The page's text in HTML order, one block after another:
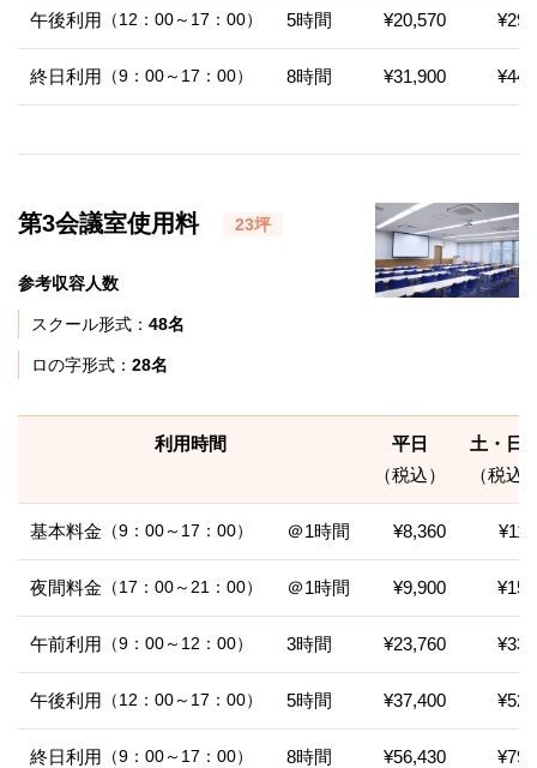
午後利用 （12：00～17：00） 5時間 ¥20,570
終日利用 （9：00～17：00） 8時間 ¥31,900
第3会議室使用料 23坪
参考収容人数
スクール形式： 48名
ロの字形式： 28名
利用時間
平日
（税込）
土・日
（税込
基本料金 （9：00～17：00） ＠1時間 ¥8,360
夜間料金 （17：00～21：00） ＠1時間 ¥9,900
午前利用 （9：00～12：00） 3時間 ¥23,760
午後利用 （12：00～17：00） 5時間 ¥37,400
終日利用 （9：00～17：00） 8時間 ¥56,430